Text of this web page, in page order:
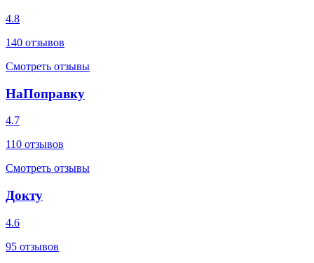
4.8
140 отзывов
Смотреть отзывы
НаПоправку
4.7
110 отзывов
Смотреть отзывы
Докту
4.6
95 отзывов